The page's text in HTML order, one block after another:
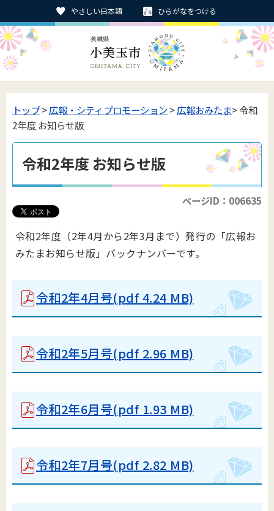
やさしい日本語 ひらがなをつける
トップ>広報・シティプロモーション>広報おみたま> 令和
2年度 お知らせ版
令和2年度 お知らせ版
ページID：006635
令和2年度（2年4月から2年3月まで）発行の「広報お
みたまお知らせ版」バックナンバーです。
令和2年4月号(pdf 4.24 MB)
令和2年5月号(pdf 2.96 MB)
令和2年6月号(pdf 1.93 MB)
令和2年7月号(pdf 2.82 MB)